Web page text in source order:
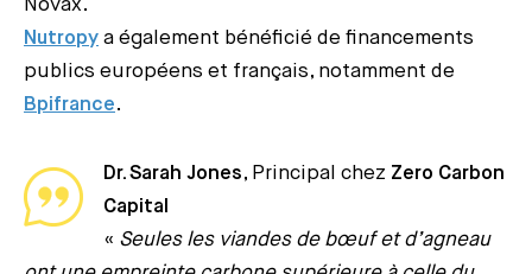
Novax.
Nutropy a également bénéficié de financements
publics européens et français, notamment de
Bpifrance.
Dr. Sarah Jones, Principal chez Zero Carbon
Capital
« Seules les viandes de bœuf et d’agneau